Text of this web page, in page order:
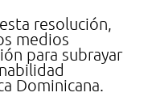
resolución,
medios
para subrayar
Dominicana.